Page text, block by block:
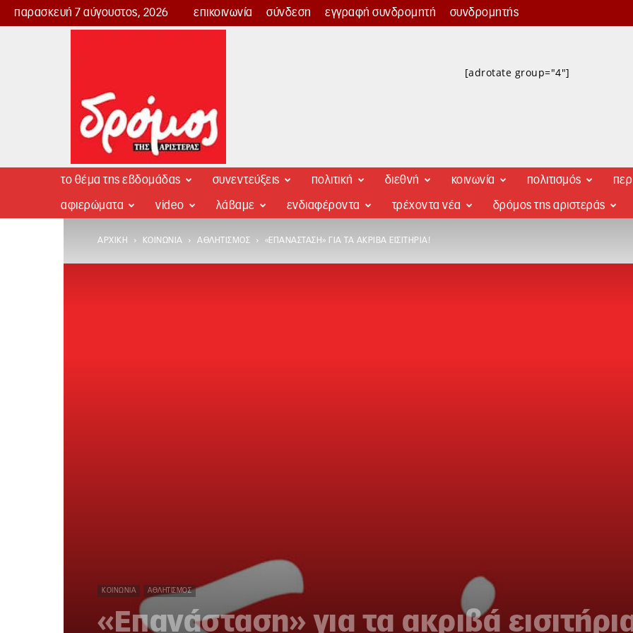
παρασκευή 7 αύγουστος, 2026 επικοινωνία σύνδεση εγγραφή συνδρομητή συνδρομητής
Δρόμος
[adrotate group="4"]
το θέμα της εβδομάδας συνεντεύξεις πολιτική διεθνή κοινωνία πολιτισμός
αφιερώματα video λάβαμε ενδιαφέροντα τρέχοντα νέα δρόμος της αριστεράς
ΑΡΧΙΚΉ ΚΟΙΝΩΝΊΑ ΑΘΛΗΤΙΣΜΌΣ «ΕΠΑΝΆΣΤΑΣΗ» ΓΙΑ ΤΑ ΑΚΡΙΒΆ ΕΙΣΙΤΉΡΙΑ!
ΚΟΙΝΩΝΊΑ ΑΘΛΗΤΙΣΜΌΣ
«Επανάσταση» για τα ακριβά